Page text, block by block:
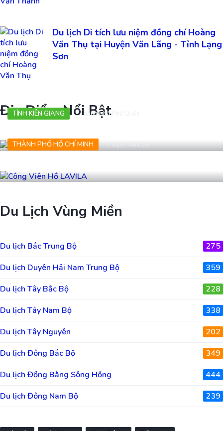
Du lịch Di tích lưu niệm đồng chí Hoàng
Văn Thụ tại Huyện Văn Lãng - Tỉnh Lạng
Sơn
Địa Điểm Nổi Bật
TỈNH KIÊN GIANG Thành phố Phú Quốc
THÀNH PHỐ HỒ CHÍ MINH Huyện Nhà Bè
Du Lịch Vùng Miền
Du lịch Bắc Trung Bộ
275
Du lịch Duyên Hải Nam Trung Bộ
359
Du lịch Tây Bắc Bộ
228
Du lịch Tây Nam Bộ
338
Du lịch Tây Nguyên
202
Du lịch Đông Bắc Bộ
349
Du lịch Đồng Bằng Sông Hồng
444
Du lịch Đông Nam Bộ
239